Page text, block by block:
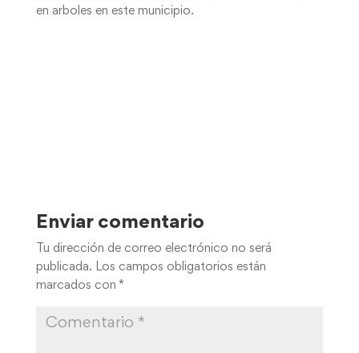
en arboles en este municipio.
Enviar comentario
Tu dirección de correo electrónico no será
publicada. Los campos obligatorios están
marcados con *